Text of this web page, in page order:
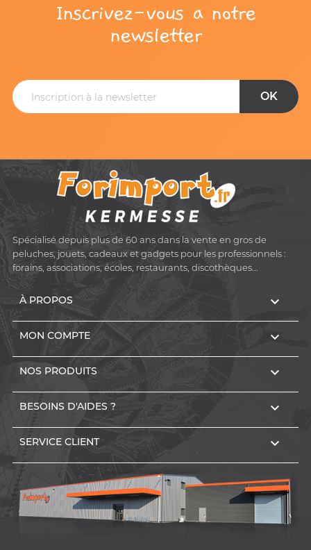
Inscrivez-vous a notre
newsletter
Spécialisé depuis plus de 60 ans dans la vente en gros de
peluches, jouets, cadeaux et gadgets pour les professionnels :
forains, associations, écoles, restaurants, discothèques...
À PROPOS 
MON COMPTE 
NOS PRODUITS 
BESOINS D'AIDES ? 
SERVICE CLIENT 